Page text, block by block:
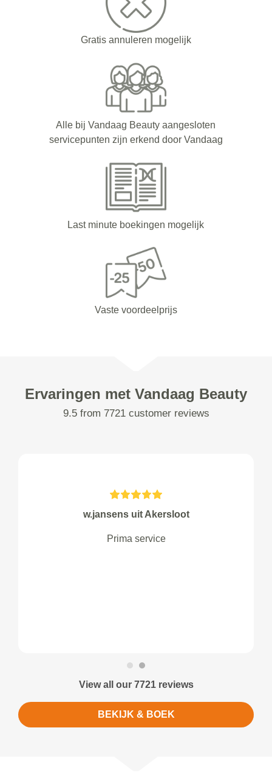
Gratis annuleren mogelijk
Alle bij Vandaag Beauty aangesloten
servicepunten zijn erkend door Vandaag
Last minute boekingen mogelijk
Vaste voordeelprijs
Ervaringen met Vandaag Beauty
9.5 from 7721 customer reviews
w.jansens uit Akersloot
Prima service
View all our 7721 reviews
BEKIJK & BOEK